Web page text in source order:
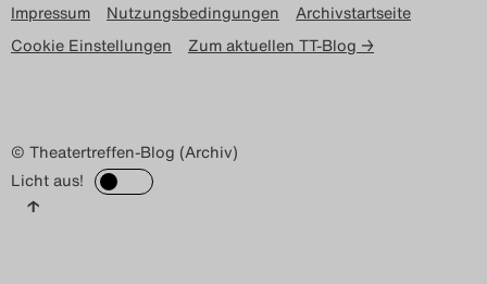
Impressum Nutzungsbedingungen
Archivstartseite
Cookie Einstellungen
Zum aktuellen TT-Blog →
© Theatertreffen-Blog (Archiv)
Licht aus!
↑